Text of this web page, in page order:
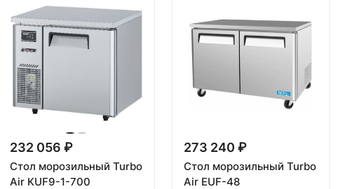
232 056 ₽
Стол морозильный Turbo
Air KUF9-1-700
273 240 ₽
Стол морозильный Turbo
Air EUF-48